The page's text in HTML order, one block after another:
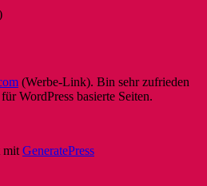
(Werbe-Link). Bin sehr zufrieden
WordPress basierte Seiten.
mit GeneratePress